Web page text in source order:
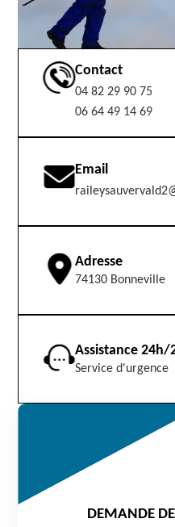
Contact
04 82 29 90 75
06 64 49 14 69
Email
Adresse
74130 Bonneville
Assistance 24h/
Service d'urgence
DEMANDE